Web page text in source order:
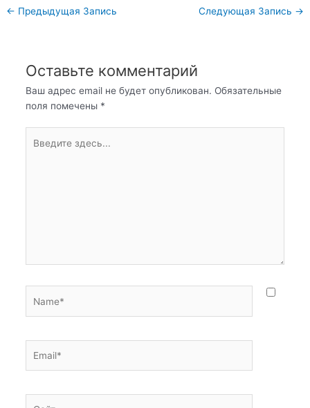
Навигация
← Предыдущая Запись Следующая Запись →
Оставьте комментарий
Ваш адрес email не будет опубликован. Обязательные
поля помечены *
здесь...